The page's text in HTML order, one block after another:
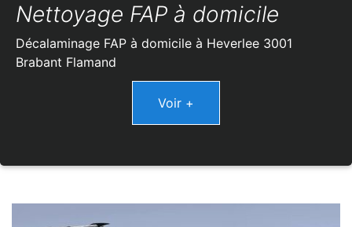
Nettoyage FAP à domicile
Décalaminage FAP à domicile à Heverlee 3001
Brabant Flamand
Voir +